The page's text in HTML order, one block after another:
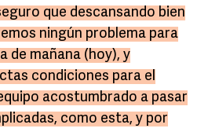
que descansando bien
ningún problema para
de mañana (hoy), y
condiciones para el
acostumbrado a pasar
como esta, y por